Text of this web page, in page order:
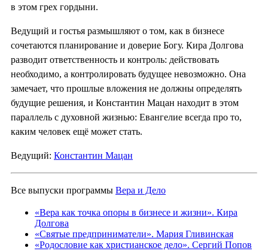
в этом грех гордыни.
Ведущий и гостья размышляют о том, как в бизнесе
сочетаются планирование и доверие Богу. Кира Долгова
разводит ответственность и контроль: действовать
необходимо, а контролировать будущее невозможно. Она
замечает, что прошлые вложения не должны определять
будущие решения, и Константин Мацан находит в этом
параллель с духовной жизнью: Евангелие всегда про то,
каким человек ещё может стать.
Ведущий: Константин Мацан
Все выпуски программы Вера и Дело
«Вера как точка опоры в бизнесе и жизни». Кира
Долгова
«Святые предприниматели». Мария Гливинская
«Родословие как христианское дело». Сергий Попов